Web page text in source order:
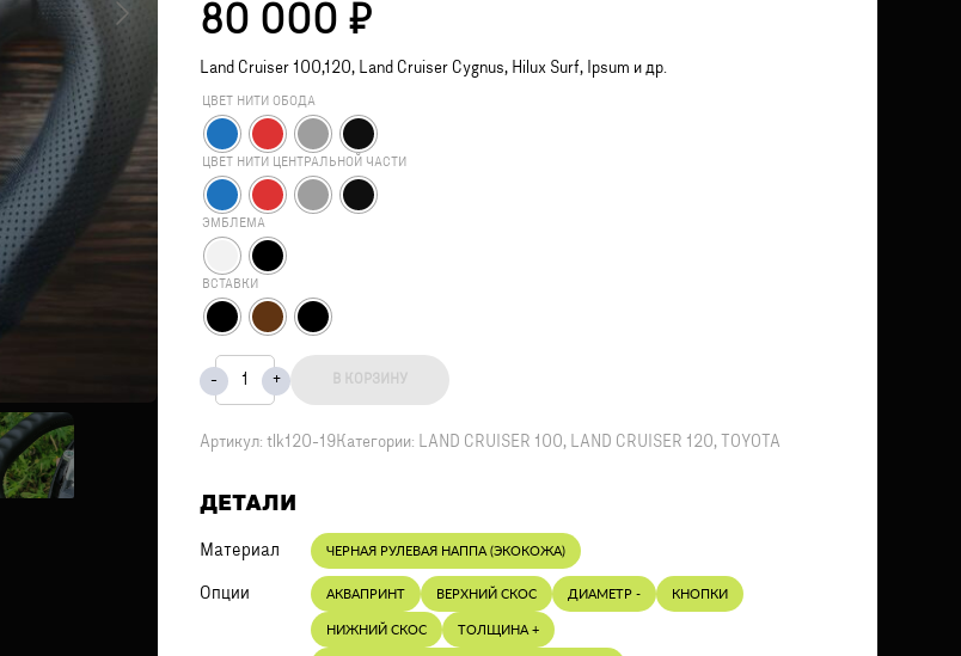
80 000 ₽
Land Cruiser 100,120, Lаnd Сruisеr Сygnus, Нiluх Surf, Iрsum и др.
ЦВЕТ НИТИ ОБОДА
ЦВЕТ НИТИ ЦЕНТРАЛЬНОЙ ЧАСТИ
ЭМБЛЕМА
ВСТАВКИ
В КОРЗИНУ
Артикул: tlk120-19Категории: LAND CRUISER 100, LAND CRUISER 120, TOYOTA
ДЕТАЛИ
Материал ЧЕРНАЯ РУЛЕВАЯ НАППА (ЭКОКОЖА)
Опции АКВАПРИНТ ВЕРХНИЙ СКОС ДИАМЕТР - КНОПКИ
НИЖНИЙ СКОС ТОЛЩИНА +